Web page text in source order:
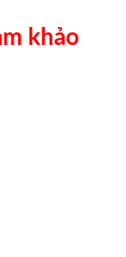
khảo